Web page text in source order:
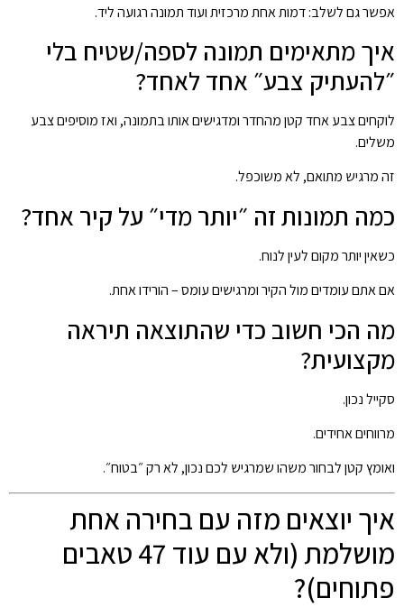
אפשר גם לשלב: דמות אחת מרכזית ועוד תמונה רגועה ליד.
איך מתאימים תמונה לספה/שטיח בלי
״להעתיק צבע״ אחד לאחד?
לוקחים צבע אחד קטן מהחדר ומדגישים אותו בתמונה, ואז מוסיפים צבע
משלים.
זה מרגיש מתואם, לא משוכפל.
כמה תמונות זה ״יותר מדי״ על קיר אחד?
כשאין יותר מקום לעין לנוח.
אם אתם עומדים מול הקיר ומרגישים עומס – הורידו אחת.
מה הכי חשוב כדי שהתוצאה תיראה
מקצועית?
סקייל נכון.
מרווחים אחידים.
ואומץ קטן לבחור משהו שמרגיש לכם נכון, לא רק ״בטוח״.
איך יוצאים מזה עם בחירה אחת
מושלמת (ולא עם עוד 47 טאבים
פתוחים)?